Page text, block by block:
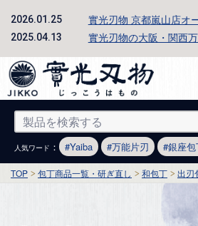
2026.01.25 實光刃物 京都嵐山店オ
2025.04.13 實光刃物の大阪・関西
人気ワード ： Yaiba 万能片刃 銀座
TOP 包丁商品一覧・研ぎ直し 和包丁 出刃